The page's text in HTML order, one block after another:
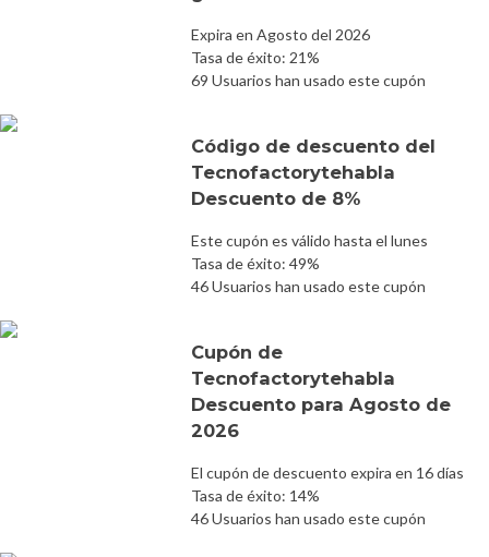
Expira en Agosto del 2026
Tasa de éxito: 21%
69 Usuarios han usado este cupón
Código de descuento del
Tecnofactorytehabla
Descuento de 8%
Este cupón es válido hasta el lunes
Tasa de éxito: 49%
46 Usuarios han usado este cupón
Cupón de
Tecnofactorytehabla
Descuento para Agosto de
2026
El cupón de descuento expira en 16 días
Tasa de éxito: 14%
46 Usuarios han usado este cupón